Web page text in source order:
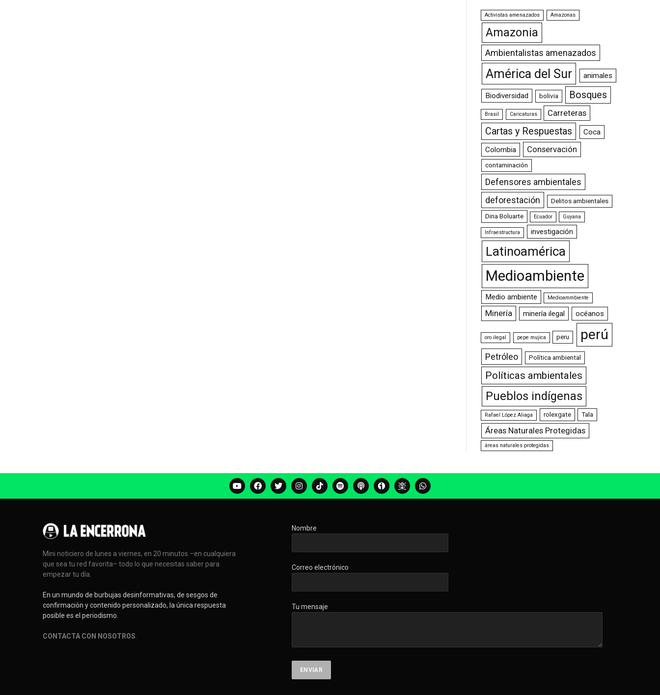
Activistas amenazados Amazonas
Amazonia
Ambientalistas amenazados
América del Sur animales
Biodiversidad bolivia Bosques
Brasil Caricaturas Carreteras
Cartas y Respuestas
Coca
Colombia
Conservación
contaminación
Defensores ambientales
deforestación
Delitos ambientales
Dina Boluarte Ecuador Guyana
Infraestructura investigación
Latinoamérica
Medioambiente
Medio ambiente Medioammbiente
Minería minería ilegal océanos
oro ilegal pepe mujica peru perú
Petróleo Política ambiental
Políticas ambientales
Pueblos indígenas
Rafael López Aliaga rolexgate Tala
Áreas Naturales Protegidas
áreas naturales protegidas
Mini noticiero de lunes a viernes, en 20 minutos –en cualquiera
que sea tu red favorita– todo lo que necesitas saber para
empezar tu día.
En un mundo de burbujas desinformativas, de sesgos de
confirmación y contenido personalizado, la única respuesta
posible es el periodismo.
CONTACTA CON NOSOTROS
Nombre
Correo electrónico
Tu mensaje